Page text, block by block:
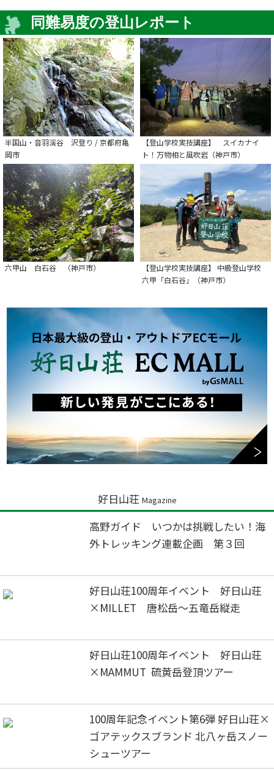
同難易度の登山レポート
半国山・音羽渓谷 沢登り / 京都府亀
岡市
【登山学校実技講座】 スイカナイ
ト！万物相と風吹岩（神戸市）
六甲山 白石谷 （神戸市）
【登山学校実技講座】 中級登山学校
六甲「白石谷」（神戸市）
好日山荘 Magazine
高野ガイド いつかは挑戦したい！海
外トレッキング連載企画 第３回
好日山荘100周年イベント 好日山荘
×MILLET 唐松岳～五竜岳縦走
好日山荘100周年イベント 好日山荘
×MAMMUT 硫黄岳登頂ツアー
100周年記念イベント第6弾 好日山荘×
ゴアテックスブランド 北八ヶ岳スノー
シューツアー